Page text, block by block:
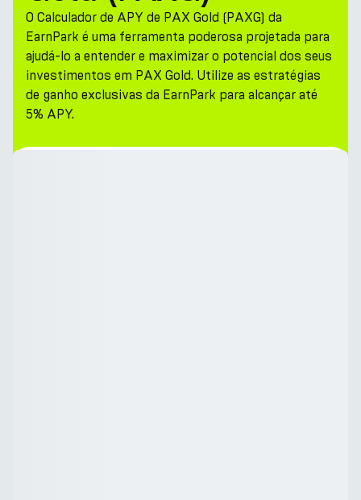
O Calculador de APY de PAX Gold (PAXG) da
EarnPark é uma ferramenta poderosa projetada para
ajudá-lo a entender e maximizar o potencial dos seus
investimentos em PAX Gold. Utilize as estratégias
de ganho exclusivas da EarnPark para alcançar até
5% APY.